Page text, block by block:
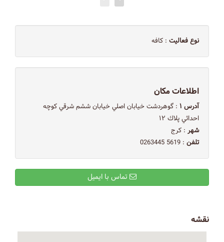
نوع فعالیت : کافه
اطلاعات مکان
آدرس ۱
: گوهردشت خيابان اصلي خيابان ششم شرقي كوچه
احداثي پلاك ١٢
شهر : کرج
تلفن : ‭0263445 5619‬
نقشه